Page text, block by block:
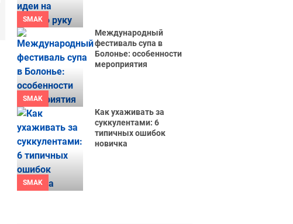
SMAK
SMAK
Международный
фестиваль супа в
Болонье: особенности
мероприятия
SMAK
Как ухаживать за
суккулентами: 6
типичных ошибок
новичка